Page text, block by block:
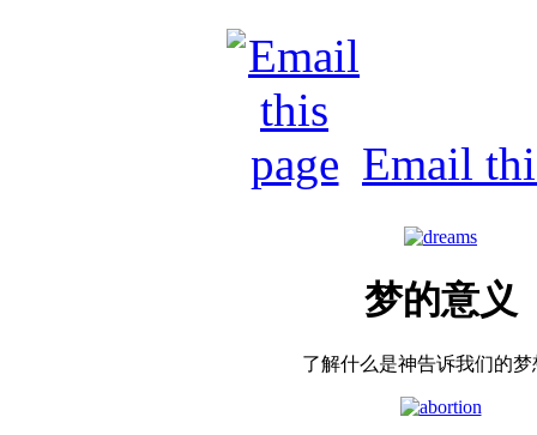
Email
梦的意义
了解什么是神告诉我们的梦